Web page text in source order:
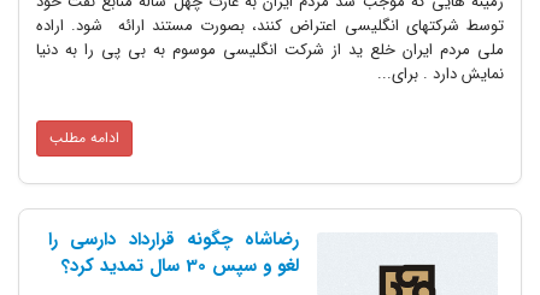
توسط شرکتهای انگلیسی اعتراض کنند، بصورت مستند ارائه شود. اراده
ملی مردم ایران خلع ید از شرکت انگلیسی موسوم به بی پی را به دنیا
نمایش دارد . برای...
ادامه مطلب
رضاشاه چگونه قرارداد دارسی را
لغو و سپس 30 سال تمدید کرد؟